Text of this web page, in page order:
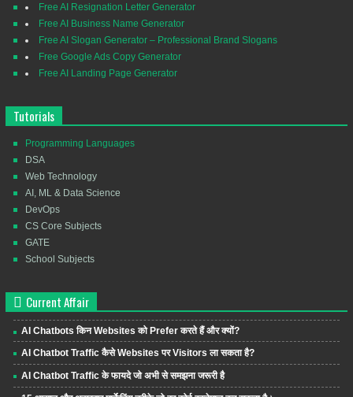
Free AI Resignation Letter Generator
Free AI Business Name Generator
Free AI Slogan Generator – Professional Brand Slogans
Free Google Ads Copy Generator
Free AI Landing Page Generator
Tutorials
Programming Languages
DSA
Web Technology
AI, ML & Data Science
DevOps
CS Core Subjects
GATE
School Subjects
Current Affair
AI Chatbots किन Websites को Prefer करते हैं और क्यों?
AI Chatbot Traffic कैसे Websites पर Visitors ला सकता है?
AI Chatbot Traffic के फायदे जो अभी से समझना जरूरी है